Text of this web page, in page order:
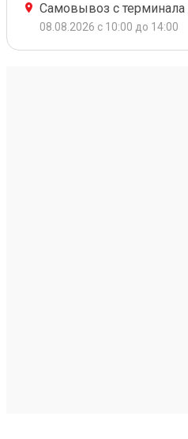
Самовывоз с терминала
08.08.2026 с 10:00 до 14:00